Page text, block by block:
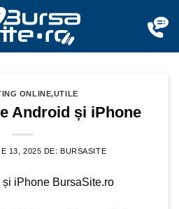
ONLINE,UTILE
Android și iPhone
13, 2025 DE:BURSASITE